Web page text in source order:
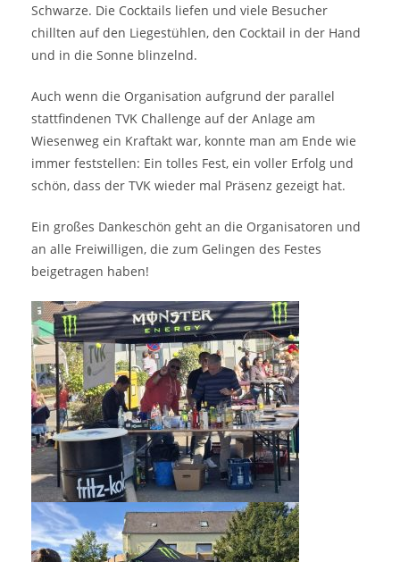
Schwarze. Die Cocktails liefen und viele Besucher
chillten auf den Liegestühlen, den Cocktail in der Hand
und in die Sonne blinzelnd.
Auch wenn die Organisation aufgrund der parallel
stattfindenen TVK Challenge auf der Anlage am
Wiesenweg ein Kraftakt war, konnte man am Ende wie
immer feststellen: Ein tolles Fest, ein voller Erfolg und
schön, dass der TVK wieder mal Präsenz gezeigt hat.
Ein großes Dankeschön geht an die Organisatoren und
an alle Freiwilligen, die zum Gelingen des Festes
beigetragen haben!